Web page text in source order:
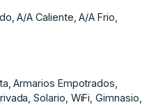
A/A Caliente, A/A Frio,
Armarios Empotrados,
Solario, WiFi, Gimnasio,